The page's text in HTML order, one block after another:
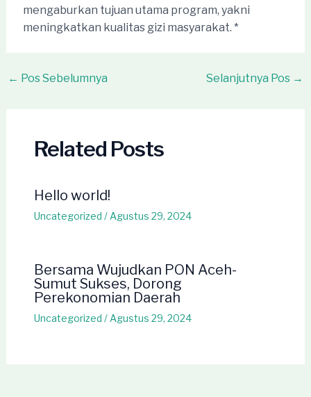
mengaburkan tujuan utama program, yakni
meningkatkan kualitas gizi masyarakat. *
Post
← Pos Sebelumnya Selanjutnya Pos →
Related Posts
Hello world!
Uncategorized / Agustus 29, 2024
Bersama Wujudkan PON Aceh-
Sumut Sukses, Dorong
Perekonomian Daerah
Uncategorized / Agustus 29, 2024